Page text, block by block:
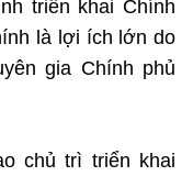
triển khai Chính
là lợi ích lớn do
gia Chính phủ
chủ trì triển khai